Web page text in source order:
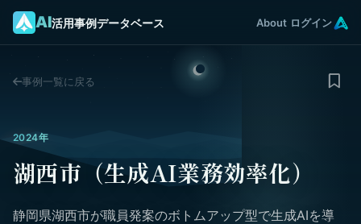
AI活用事例データベース About ログイン
事例一覧に戻る
2024年
湖西市（生成AI業務効率化）
静岡県湖西市が職員発案のボトムアップ型で生成AIを導